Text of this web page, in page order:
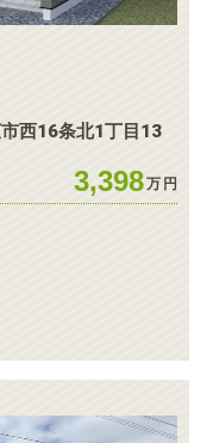
西16条北1丁目13
3,398万 円